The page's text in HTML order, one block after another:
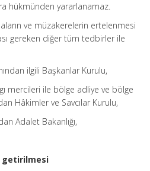
hükmünden yararlanamaz.
ve müzakerelerin ertelenmesi
gereken diğer tüm tedbirler ile
ilgili Başkanlar Kurulu,
mercileri ile bölge adliye ve bölge
Hâkimler ve Savcılar Kurulu,
Adalet Bakanlığı,
getirilmesi